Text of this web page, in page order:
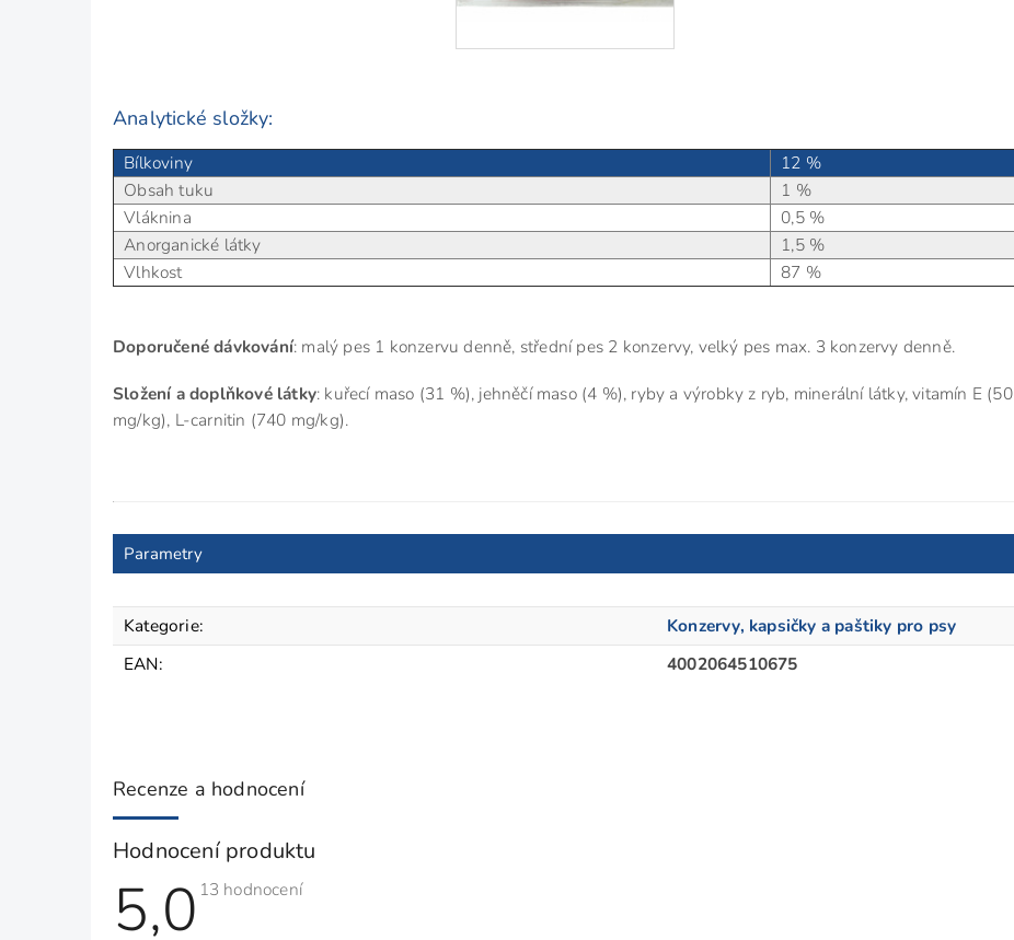
Analytické složky:
Bílkoviny
12 %
Obsah tuku
1 %
Vláknina
0,5 %
Anorganické látky
1,5 %
Vlhkost
87 %
Doporučené dávkování: malý pes 1 konzervu denně, střední pes 2 konzervy, velký pes max. 3 konzervy denně.
Složení a doplňkové látky: kuřecí maso (31 %), jehněčí maso (4 %), ryby a výrobky z ryb, minerální látky, vitamín E (50
mg/kg), L-carnitin (740 mg/kg).
Parametry
Kategorie:
Konzervy, kapsičky a paštiky pro psy
EAN: 4002064510675
Recenze a hodnocení
Hodnocení produktu
5,0 Průměrné
13 hodnocení